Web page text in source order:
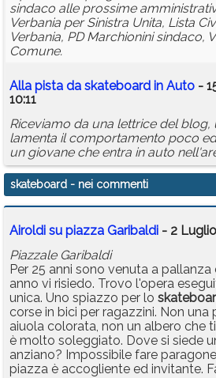
sindaco alle prossime
Verbania per Sinistra Unita, Lista
Verbania, PD Marchionini sindaco,
Comune.
Alla pista da skateboard in Auto -
10:11
Riceviamo da una lettrice del blog,
lamenta il comportamento poco
un giovane che entra in auto
skateboard - nei commenti
Airoldi su piazza Garibaldi - 2
Piazzale Garibaldi
Per 25 anni sono venuta a
anno vi risiedo. Trovo l'opera
unica. Uno spiazzo per lo
corse in bici per ragazzini. Non una
aiuola colorata, non un albero che
è molto soleggiato. Dove si siede
anziano? Impossibile fare
piazza è accogliente ed invitante.